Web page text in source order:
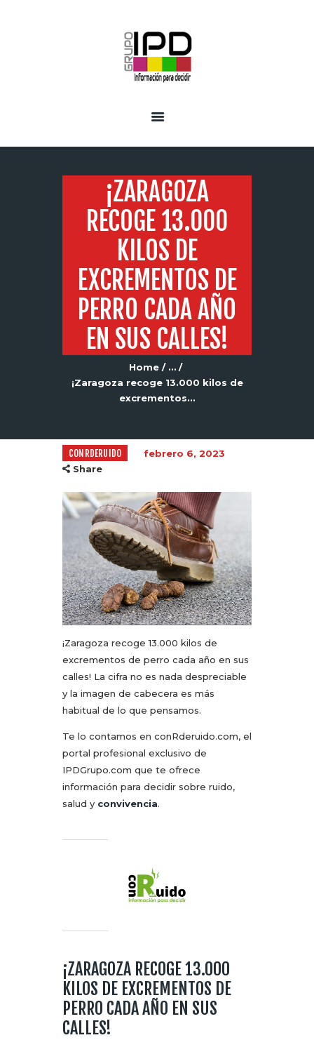
¡ZARAGOZA
RECOGE 13.000
KILOS DE
EXCREMENTOS DE
PERRO CADA AÑO
EN SUS CALLES!
Home
...
¡Zaragoza recoge 13.000 kilos de
excrementos...
CONRDERUIDO
febrero 6, 2023
Share
¡Zaragoza recoge 13.000 kilos de
excrementos de perro cada año en sus
calles! La cifra no es nada despreciable
y la imagen de cabecera es más
habitual de lo que pensamos.
Te lo contamos en conRderuido.com, el
portal profesional exclusivo de
IPDGrupo.com que te ofrece
información para decidir sobre ruido,
salud y convivencia.
¡ZARAGOZA RECOGE 13.000
KILOS DE EXCREMENTOS DE
PERRO CADA AÑO EN SUS
CALLES!